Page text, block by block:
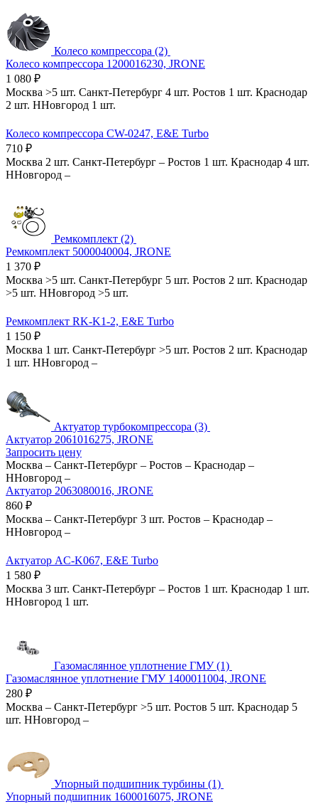
Колесо компрессора (2)
Колесо компрессора 1200016230, JRONE
1 080 ₽
Москва >5 шт. Санкт-Петербург 4 шт. Ростов 1 шт. Краснодар
2 шт. ННовгород 1 шт.
Колесо компрессора CW-0247, E&E Turbo
710 ₽
Москва 2 шт. Санкт-Петербург – Ростов 1 шт. Краснодар 4 шт.
ННовгород –
Ремкомплект (2)
Ремкомплект 5000040004, JRONE
1 370 ₽
Москва >5 шт. Санкт-Петербург 5 шт. Ростов 2 шт. Краснодар
>5 шт. ННовгород >5 шт.
Ремкомплект RK-K1-2, E&E Turbo
1 150 ₽
Москва 1 шт. Санкт-Петербург >5 шт. Ростов 2 шт. Краснодар
1 шт. ННовгород –
Актуатор турбокомпрессора (3)
Актуатор 2061016275, JRONE
Запросить цену
Москва – Санкт-Петербург – Ростов – Краснодар –
ННовгород –
Актуатор 2063080016, JRONE
860 ₽
Москва – Санкт-Петербург 3 шт. Ростов – Краснодар –
ННовгород –
Актуатор AC-K067, E&E Turbo
1 580 ₽
Москва 3 шт. Санкт-Петербург – Ростов 1 шт. Краснодар 1 шт.
ННовгород 1 шт.
Газомаслянное уплотнение ГМУ (1)
Газомаслянное уплотнение ГМУ 1400011004, JRONE
280 ₽
Москва – Санкт-Петербург >5 шт. Ростов 5 шт. Краснодар 5
шт. ННовгород –
Упорный подшипник турбины (1)
Упорный подшипник 1600016075, JRONE